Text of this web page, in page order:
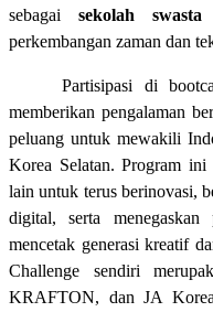
sebagaisekolah swasta
perkembangan zaman dan
Partisipasi di
memberikan pengalaman
peluang untuk mewakili
Korea Selatan. Program ini
lain untuk terus berinovasi,
digital, serta
mencetak generasi kreatif
Challenge sendiri
KRAFTON, dan JA